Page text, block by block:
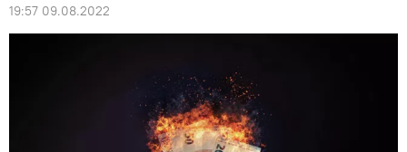
19:57 09.08.2022